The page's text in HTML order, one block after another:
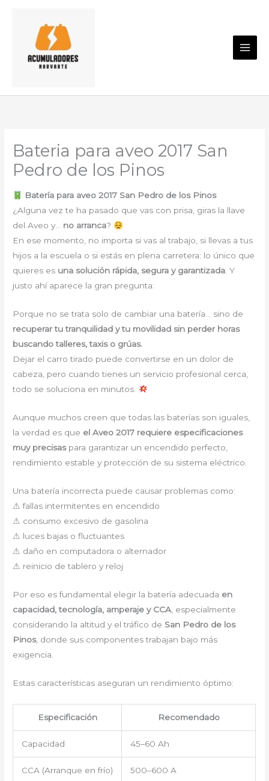
contenido
Bateria para aveo 2017 San
Pedro de los Pinos
Batería para aveo 2017 San Pedro de los Pinos
¿Alguna vez te ha pasado que vas con prisa, giras la llave
del Aveo y… no arranca?
En ese momento, no importa si vas al trabajo, si llevas a tus
hijos a la escuela o si estás en plena carretera: lo único que
quieres es una solución rápida, segura y garantizada. Y
justo ahí aparece la gran pregunta:
Porque no se trata solo de cambiar una batería… sino de
recuperar tu tranquilidad y tu movilidad sin perder horas
buscando talleres, taxis o grúas.
Dejar el carro tirado puede convertirse en un dolor de
cabeza, pero cuando tienes un servicio profesional cerca,
todo se soluciona en minutos.
Aunque muchos creen que todas las baterías son iguales,
la verdad es que el Aveo 2017 requiere especificaciones
muy precisaspara garantizar un encendido perfecto,
rendimiento estable y protección de su sistema eléctrico.
Una batería incorrecta puede causar problemas como:
⚠ fallas intermitentes en encendido
⚠ consumo excesivo de gasolina
⚠ luces bajas o fluctuantes
⚠ daño en computadora o alternador
⚠ reinicio de tablero y reloj
Por eso es fundamental elegir la batería adecuada en
capacidad, tecnología, amperaje y CCA , especialmente
considerando la altitud y el tráfico de San Pedro de los
Pinos, donde sus componentes trabajan bajo más
exigencia.
Estas características aseguran un rendimiento óptimo:
Especificación Recomendado
Capacidad 45–60 Ah
CCA (Arranque en frío) 500–600 A